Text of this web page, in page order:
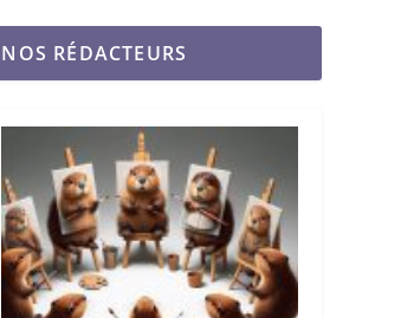
NOS RÉDACTEURS